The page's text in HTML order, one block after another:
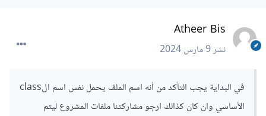
Atheer Bis
نشر9 مارس 2024
في البداية يجب التأكد من أنه اسم الملف يحمل نفس اسم الclass
الأساسي وان كان كذالك ارجو مشاركتنا ملفات المشروع ليتم